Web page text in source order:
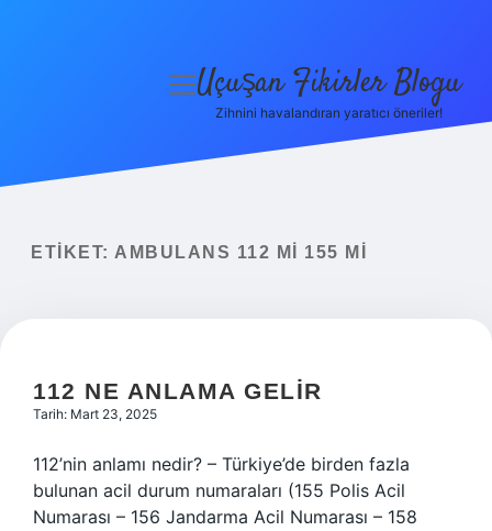
Yasal Uyarı
menüyü
Uçuşan Fikirler Blogu
Zihnini havalandıran yaratıcı öneriler!
ETIKET: AMBULANS 112 MI 155 MI
112 NE ANLAMA GELIR
Tarih: Mart 23, 2025
112’nin anlamı nedir? – Türkiye’de birden fazla
bulunan acil durum numaraları (155 Polis Acil
Numarası – 156 Jandarma Acil Numarası – 158